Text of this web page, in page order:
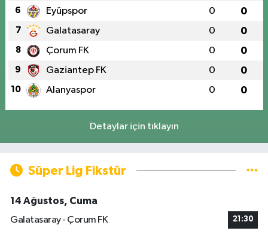
6 Eyüpspor 0 0
7 Galatasaray 0 0
8 Çorum FK 0 0
9 Gaziantep FK 0 0
10 Alanyaspor 0 0
Detaylar için tıklayın
Süper Lig Fikstür
14 Ağustos, Cuma
Galatasaray - Çorum FK
21:30